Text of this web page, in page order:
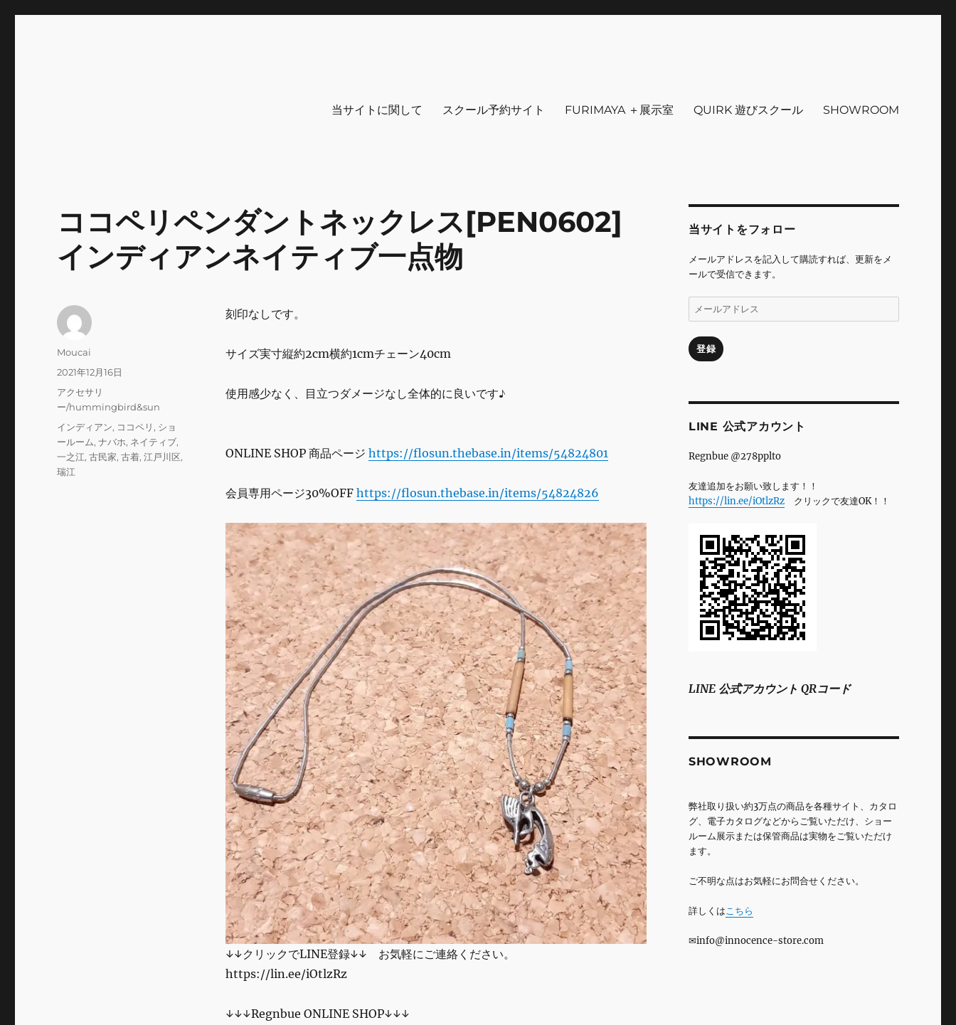
当サイトに関して スクール予約サイト FURIMAYA ＋展示室 QUIRK 遊びスクール SHOWROOM
ココペリペンダントネックレス[PEN0602]
インディアンネイティブ一点物
刻印なしです。
サイズ実寸縦約2cm横約1cmチェーン40cm
使用感少なく、目立つダメージなし全体的に良いです♪
ONLINE SHOP 商品ページ https://flosun.thebase.in/items/54824801
会員専用ページ30%OFF https://flosun.thebase.in/items/54824826
↓↓クリックでLINE登録↓↓ お気軽にご連絡ください。
https://lin.ee/iOtlzRz
↓↓↓Regnbue ONLINE SHOP↓↓↓
投
Moucai
投
2021年12月16日
カ
テ
ゴ
アクセサリ
ー/hummingbird&sun
タ
グ
インディアン, ココペリ , ショ
ールーム,ナバホ, ネイティブ,
一之江,古民家,古着,江戸川区,
瑞江
当サイトをフォロー
メールアドレスを記入して購読すれば、更新をメ
ールで受信できます。
ー
ア
ド
登録
LINE 公式アカウント
Regnbue @278pplto
友達追加をお願い致します！！
https://lin.ee/iOtlzRzクリックで友達OK！！
LINE 公式アカウント QRコード
SHOWROOM
弊社取り扱い約3万点の商品を各種サイト、カタロ
グ、電子カタログなどからご覧いただけ、ショー
ルーム展示または保管商品は実物をご覧いただけ
ます。
ご不明な点はお気軽にお問合せください。
詳しくはこちら
✉info@innocence-store.com